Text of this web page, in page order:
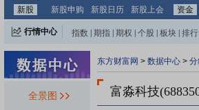
新股
新股申购 新股日历 新股上会 资金
行情中心 指数 期指 期权 个股 板块 排行
全景图
东方财富网 > 数据中心 >
富淼科技